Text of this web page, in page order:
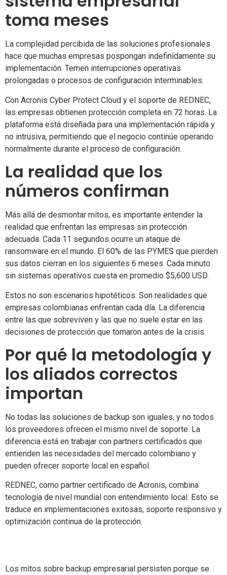
toma meses
La complejidad percibida de las soluciones profesionales
hace que muchas empresas pospongan indefinidamente su
implementación. Temen interrupciones operativas
prolongadas o procesos de configuración interminables.
Con Acronis Cyber Protect Cloud y el soporte de REDNEC,
las empresas obtienen protección completa en 72 horas. La
plataforma está diseñada para una implementación rápida y
no intrusiva, permitiendo que el negocio continúe operando
normalmente durante el proceso de configuración.
La realidad que los
números confirman
Más allá de desmontar mitos, es importante entender la
realidad que enfrentan las empresas sin protección
adecuada. Cada 11 segundos ocurre un ataque de
ransomware en el mundo. El 60% de las PYMES que pierden
sus datos cierran en los siguientes 6 meses. Cada minuto
sin sistemas operativos cuesta en promedio $5,600 USD.
Estos no son escenarios hipotéticos. Son realidades que
empresas colombianas enfrentan cada día. La diferencia
entre las que sobreviven y las que no suele estar en las
decisiones de protección que tomaron antes de la crisis.
Por qué la metodología y
los aliados correctos
importan
No todas las soluciones de backup son iguales, y no todos
los proveedores ofrecen el mismo nivel de soporte. La
diferencia está en trabajar con partners certificados que
entienden las necesidades del mercado colombiano y
pueden ofrecer soporte local en español.
REDNEC, como partner certificado de Acronis, combina
tecnología de nivel mundial con entendimiento local. Esto se
traduce en implementaciones exitosas, soporte responsivo y
optimización continua de la protección.
Los mitos sobre backup empresarial persisten porque se